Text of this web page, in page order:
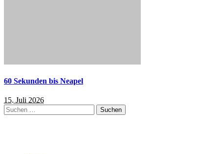
60 Sekunden bis Neapel
15. Juli 2026
Suchen
nach: